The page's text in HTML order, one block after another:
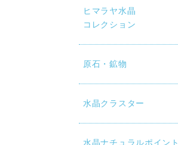
ヒマラヤ水晶
コレクション
原石・鉱物
水晶クラスター
水晶ナチュラルポイント